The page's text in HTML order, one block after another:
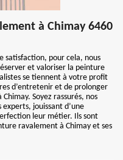
à Chimay 6460
satisfaction, pour cela, nous
et valoriser la peinture
se tiennent à votre profit
d’entretenir et de prolonger
Soyez rassurés, nos
jouissant d’une
leur métier. Ils sont
ravalement à Chimay et ses